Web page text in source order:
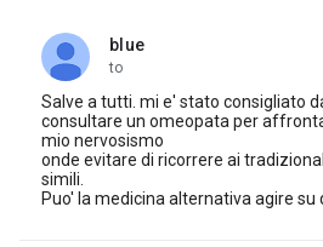
blue
unread,
to
Salve a tutti. mi e' stato consigliato
consultare un omeopata per
mio nervosismo
onde evitare di ricorrere ai
simili.
Puo' la medicina alternativa agire